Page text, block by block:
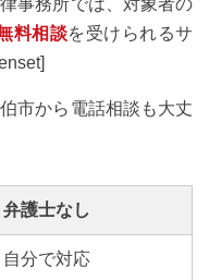
事務所では、対象者の
料相談を受けられるサ
市から電話相談も大丈
弁護士なし
自分で対応